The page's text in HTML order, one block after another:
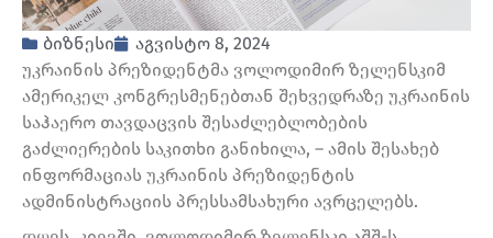
ბიზნესი
აგვისტო 8, 2024
უკრაინის პრეზიდენტმა ვოლოდიმირ ზელენსკიმ
ამერიკელ კონგრესმენებთან შეხვედრაზე უკრაინის
საჰაერო თავდაცვის შესაძლებლობების
გაძლიერების საკითხი განიხილა, – ამის შესახებ
ინფორმაციას უკრაინის პრეზიდენტის
ადმინისტრაციის პრესსამსახური ავრცელებს.